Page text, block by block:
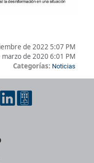
de 2022 5:07 PM
marzo de 2020 6:01 PM
Categorías: Noticias
redes sociales y